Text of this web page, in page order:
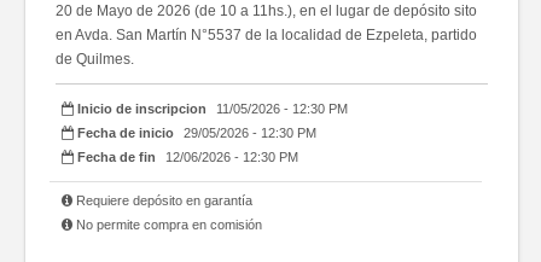
20 de Mayo de 2026 (de 10 a 11hs.), en el lugar de depósito sito
en Avda. San Martín N°5537 de la localidad de Ezpeleta, partido
de Quilmes.
Inicio de inscripcion
11/05/2026 - 12:30 PM
Fecha de inicio
29/05/2026 - 12:30 PM
Fecha de fin
12/06/2026 - 12:30 PM
Requiere depósito en garantía
No permite compra en comisión